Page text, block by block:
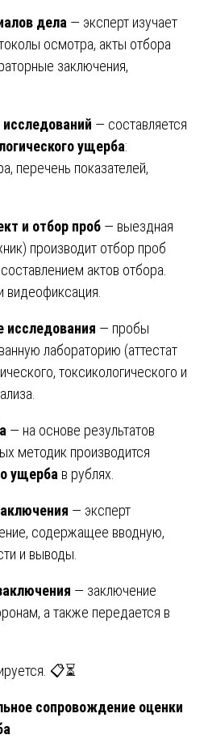
дела — эксперт изучает
осмотра, акты отбора
заключения,
— составляется
ущерба:
перечень показателей,
и отбор проб — выездная
производит отбор проб
актов отбора.
видеофиксация.
исследования — пробы
лабораторию (аттестат
токсикологического и
— на основе результатов
методик производится
ущерба в рублях.
— эксперт
содержащее вводную,
и выводы.
— заключение
а также передается в
📋⏳
сопровождение оценки